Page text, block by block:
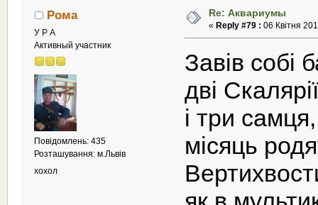
Рома
У Р А
Активный участник
Повідомлень: 435
Розташування: м.Львів
хохол
Re: Аквариумы
« Reply #79 : 06 Квітня
Завів собі
дві
і три
місяць